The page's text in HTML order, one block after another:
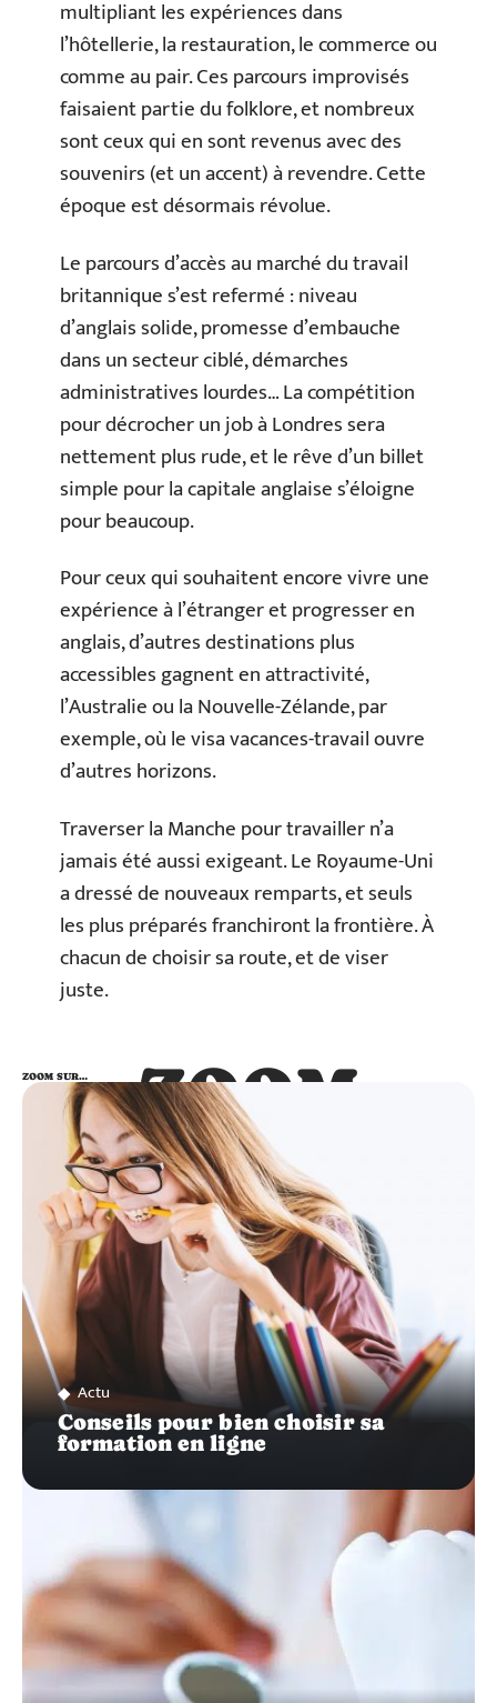
multipliant les expériences dans
l’hôtellerie, la restauration, le commerce ou
comme au pair. Ces parcours improvisés
faisaient partie du folklore, et nombreux
sont ceux qui en sont revenus avec des
souvenirs (et un accent) à revendre. Cette
époque est désormais révolue.
Le parcours d’accès au marché du travail
britannique s’est refermé : niveau
d’anglais solide, promesse d’embauche
dans un secteur ciblé, démarches
administratives lourdes… La compétition
pour décrocher un job à Londres sera
nettement plus rude, et le rêve d’un billet
simple pour la capitale anglaise s’éloigne
pour beaucoup.
Pour ceux qui souhaitent encore vivre une
expérience à l’étranger et progresser en
anglais, d’autres destinations plus
accessibles gagnent en attractivité,
l’Australie ou la Nouvelle-Zélande, par
exemple, où le visa vacances-travail ouvre
d’autres horizons.
Traverser la Manche pour travailler n’a
jamais été aussi exigeant. Le Royaume-Uni
a dressé de nouveaux remparts, et seuls
les plus préparés franchiront la frontière. À
chacun de choisir sa route, et de viser
juste.
ZOOM
SUR…
ZOOM SUR…
Actu
Conseils pour bien choisir sa
formation en ligne